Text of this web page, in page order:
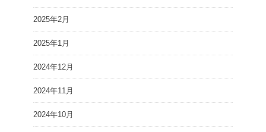
2025年2月
2025年1月
2024年12月
2024年11月
2024年10月